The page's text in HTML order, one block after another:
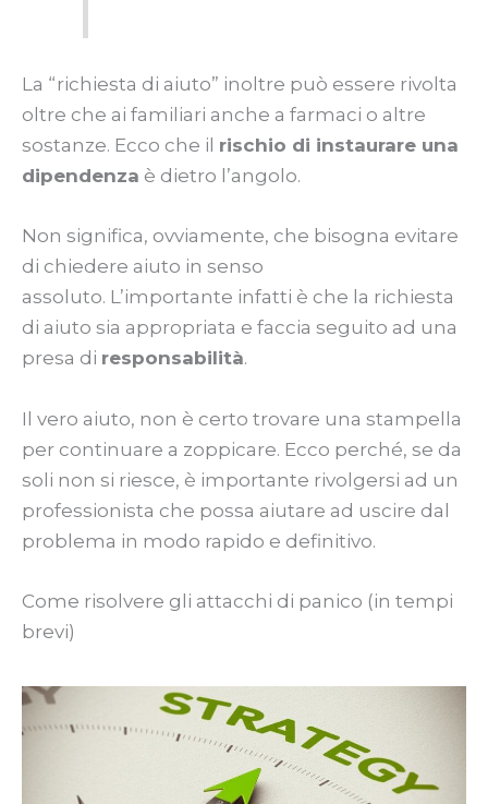
La “richiesta di aiuto” inoltre può essere rivolta
oltre che ai familiari anche a farmaci o altre
sostanze. Ecco che il rischio di instaurare una
dipendenza è dietro l’angolo.
Non significa, ovviamente, che bisogna evitare
di chiedere aiuto in senso
assoluto. L’importante infatti è che la richiesta
di aiuto sia appropriata e faccia seguito ad una
presa di responsabilità.
Il vero aiuto, non è certo trovare una stampella
per continuare a zoppicare. Ecco perché, se da
soli non si riesce, è importante rivolgersi ad un
professionista che possa aiutare ad uscire dal
problema in modo rapido e definitivo.
Come risolvere gli attacchi di panico (in tempi
brevi)